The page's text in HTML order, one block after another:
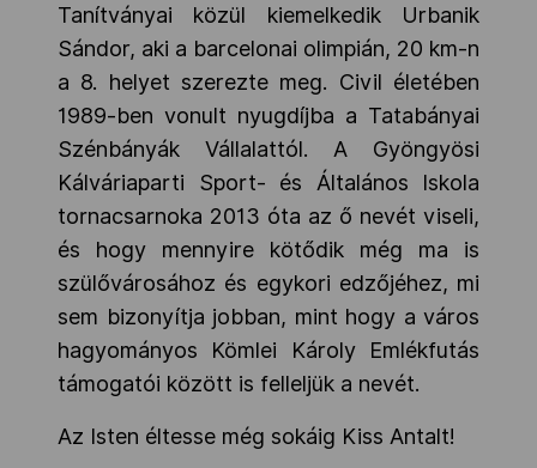
Tanítványai közül kiemelkedik Urbanik
Sándor, aki a barcelonai olimpián, 20 km-n
a 8. helyet szerezte meg. Civil életében
1989-ben vonult nyugdíjba a Tatabányai
Szénbányák Vállalattól. A Gyöngyösi
Kálváriaparti Sport- és Általános Iskola
tornacsarnoka 2013 óta az ő nevét viseli,
és hogy mennyire kötődik még ma is
szülővárosához és egykori edzőjéhez, mi
sem bizonyítja jobban, mint hogy a város
hagyományos Kömlei Károly Emlékfutás
támogatói között is felleljük a nevét.
Az Isten éltesse még sokáig Kiss Antalt!